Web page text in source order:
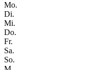
Mo.
Di.
Mi.
Do.
Fr.
Sa.
So.